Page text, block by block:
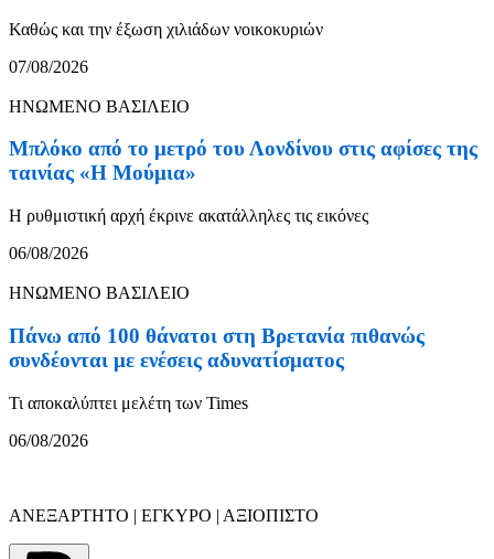
Καθώς και την έξωση χιλιάδων νοικοκυριών
07/08/2026
ΗΝΩΜΕΝΟ ΒΑΣΙΛΕΙΟ
Μπλόκο από το μετρό του Λονδίνου στις αφίσες της
ταινίας «Η Μούμια»
Η ρυθμιστική αρχή έκρινε ακατάλληλες τις εικόνες
06/08/2026
ΗΝΩΜΕΝΟ ΒΑΣΙΛΕΙΟ
Πάνω από 100 θάνατοι στη Βρετανία πιθανώς
συνδέονται με ενέσεις αδυνατίσματος
Τι αποκαλύπτει μελέτη των Times
06/08/2026
ΑΝΕΞΑΡΤΗΤΟ | ΕΓΚΥΡΟ | ΑΞΙΟΠΙΣΤΟ